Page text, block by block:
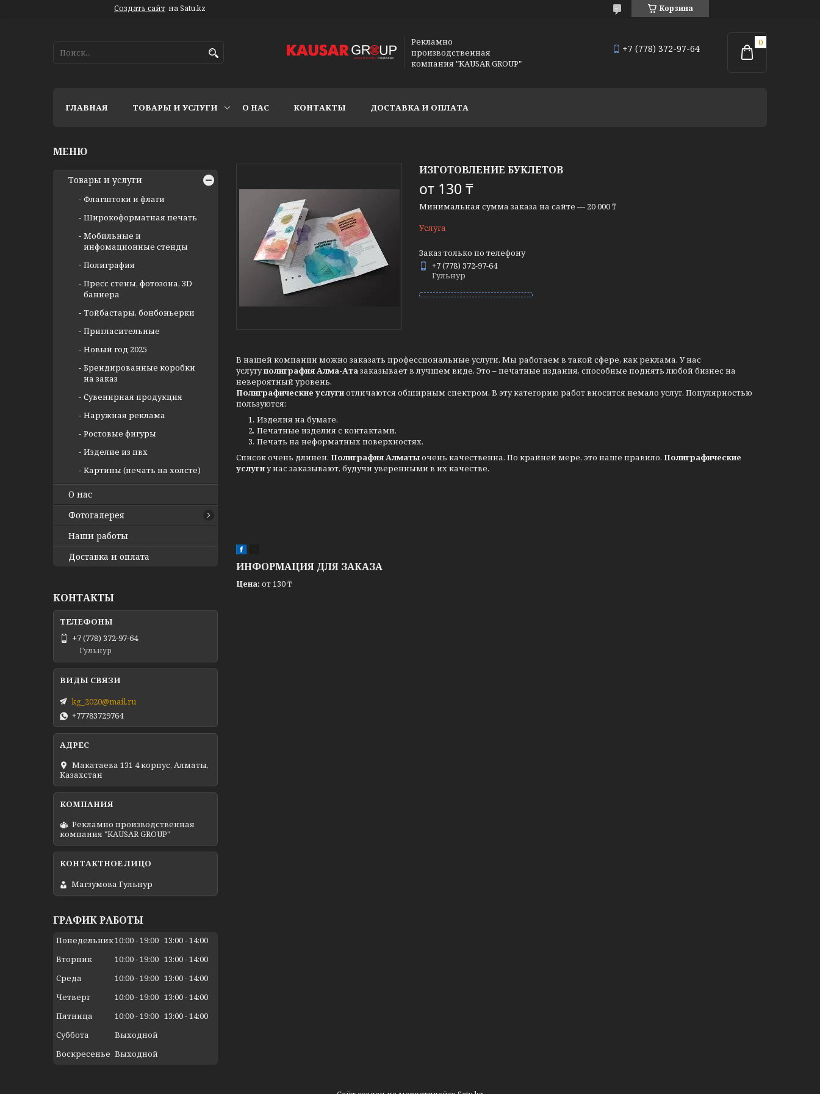
Создать сайт на Satu.kz Корзина
Рекламно
производственная
компания "KAUSAR GROUP"
+7 (778) 372-97-64
ГЛАВНАЯ ТОВАРЫ И УСЛУГИ О НАС КОНТАКТЫ ДОСТАВКА И ОПЛАТА
ИЗГОТОВЛЕНИЕ БУКЛЕТОВ
от 130 ₸
Минимальная сумма заказа на сайте — 20 000 ₸
Услуга
Заказ только по телефону
+7 (778) 372-97-64
Гульнур
В нашей компании можно заказать профессиональные услуги. Мы работаем в такой сфере, как реклама. У нас
услугуполиграфия Алма-Атазаказывает в лучшем виде. Это – печатные издания, способные поднять любой бизнес на
невероятный уровень.
Полиграфические услугиотличаются обширным спектром. В эту категорию работ вносится немало услуг. Популярностью
пользуются:
Изделия на бумаге.
Печатные изделия с контактами.
Печать на неформатных поверхностях.
Список очень длинен. Полиграфия Алматыочень качественна. По крайней мере, это наше правило. Полиграфические
услугиу нас заказывают, будучи уверенными в их качестве.
ИНФОРМАЦИЯ ДЛЯ ЗАКАЗА
Цена: от 130 ₸
Товары и услуги
Флагштоки и флаги
Широкоформатная печать
Мобильные и
инфомационные стенды
Полиграфия
Пресс стены, фотозона, ЗD
баннера
Тойбастары, бонбоньерки
Пригласительные
Новый год 2025
Брендированные коробки
на заказ
Сувенирная продукция
Наружная реклама
Ростовые фигуры
Изделие из пвх
Картины (печать на холсте)
О нас
Фотогалерея
Наши работы
Доставка и оплата
КОНТАКТЫ
+7 (778) 372-97-64
Гульнур
kg_2020@mail.ru
+77783729764
Макатаева 131 4 корпус, Алматы,
Казахстан
Рекламно производственная
компания "KAUSAR GROUP"
Магзумова Гульнур
ГРАФИК РАБОТЫ
Понедельник10:00 19:00 13:00 14:00
Вторник
10:00 19:00 13:00 14:00
Среда
10:00 19:00 13:00 14:00
Четверг
10:00 19:00 13:00 14:00
Пятница
10:00 19:00 13:00 14:00
Суббота
Выходной
Воскресенье Выходной